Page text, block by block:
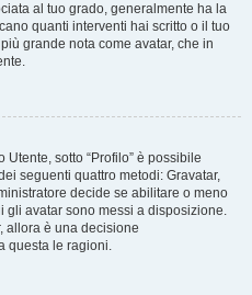
al tuo grado, generalmente ha la
quanti interventi hai scritto o il tuo
grande nota come avatar, che in
sotto “Profilo” è possibile
seguenti quattro metodi: Gravatar,
decide se abilitare o meno
gli avatar sono messi a disposizione.
allora è una decisione
questa le ragioni.